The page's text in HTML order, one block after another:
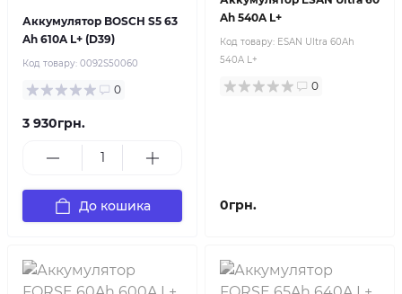
Аккумулятор BOSCH S5 63
Ah 610A L+ (D39)
Код товару: 0092S50060
0
3 930грн.
До кошика
Ah 540A L+
Код товару: ESAN Ultra 60Ah
540A L+
0
0грн.